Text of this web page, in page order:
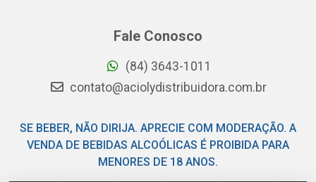
Fale Conosco
(84) 3643-1011
contato@aciolydistribuidora.com.br
SE BEBER, NÃO DIRIJA. APRECIE COM MODERAÇÃO. A
VENDA DE BEBIDAS ALCOÓLICAS É PROIBIDA PARA
MENORES DE 18 ANOS.